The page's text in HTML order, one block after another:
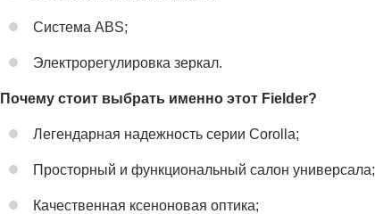
Система ABS;
Электрорегулировка зеркал.
Почему стоит выбрать именно этот Fielder?
Легендарная надежность серии Corolla;
Просторный и функциональный салон универсала;
Качественная ксеноновая оптика;